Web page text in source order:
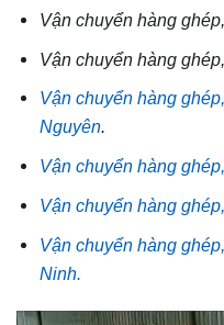
Vận chuyển hàng
Vận chuyển hàng
Vận chuyển hàng
Nguyên.
Vận chuyển hàng
Vận chuyển hàng
Vận chuyển hàng
Ninh.